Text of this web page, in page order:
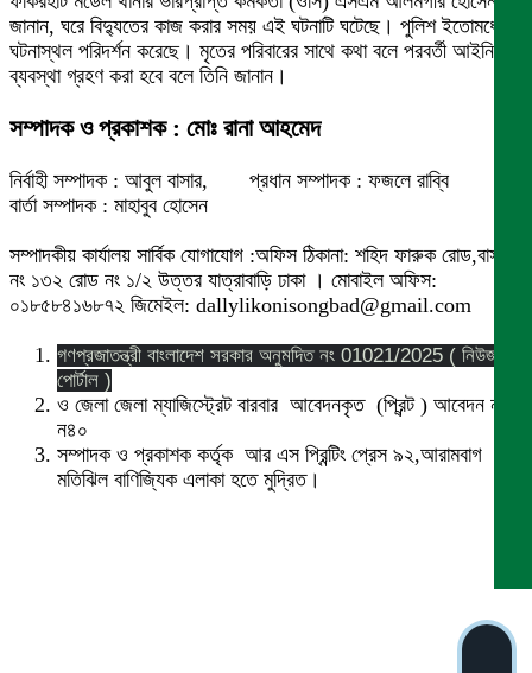
জানান, ঘরে বিদ্যুতের কাজ করার সময় এই ঘটনাটি ঘটেছে। পুলিশ ইতোমধ্যে
ঘটনাস্থল পরিদর্শন করেছে। মৃতের পরিবারের সাথে কথা বলে পরবর্তী আইনি
ব্যবস্থা গ্রহণ করা হবে বলে তিনি জানান।
সম্পাদক ও প্রকাশক : মোঃ রানা আহমেদ
নির্বাহী সম্পাদক : আবুল বাসার, প্রধান সম্পাদক : ফজলে রাব্বি
বার্তা সম্পাদক : মাহাবুব হোসেন
সম্পাদকীয় কার্যালয় সার্বিক যোগাযোগ :অফিস ঠিকানা: শহিদ ফারুক রোড,বাসা
নং ১৩২ রোড নং ১/২ উত্তর যাত্রাবাড়ি ঢাকা । মোবাইল অফিস:
০১৮৫৮৪১৬৮৭২ জিমেইল: dallylikonisongbad@gmail.com
গণপ্রজাতন্ত্রী বাংলাদেশ সরকার অনুমদিত নং 01021/2025 ( নিউজ
পোর্টাল )
ও জেলা জেলা ম্যাজিস্ট্রেট বারবার আবেদনকৃত (প্রিন্ট ) আবেদন নং
ন৪০
সম্পাদক ও প্রকাশক কর্তৃক আর এস প্রিন্টিং প্রেস ৯২,আরামবাগ
মতিঝিল বাণিজ্যিক এলাকা হতে মুদ্রিত।